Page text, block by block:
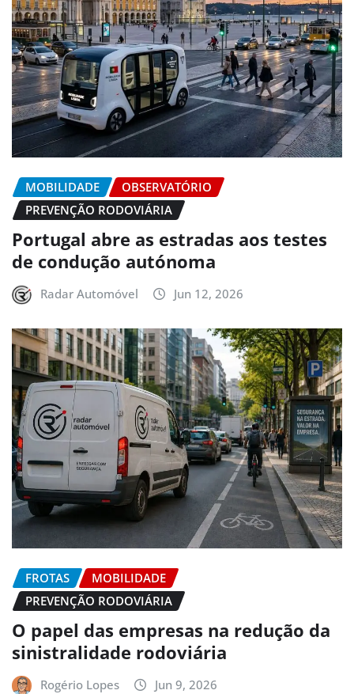
MOBILIDADE
OBSERVATÓRIO
PREVENÇÃO RODOVIÁRIA
Portugal abre as estradas aos testes
de condução autónoma
Radar Automóvel Jun 12, 2026
FROTAS
MOBILIDADE
PREVENÇÃO RODOVIÁRIA
O papel das empresas na redução da
sinistralidade rodoviária
Rogério Lopes Jun 9, 2026